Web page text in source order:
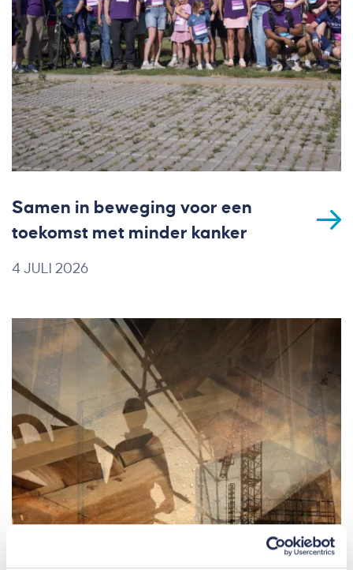
Samen in beweging voor een
toekomst met minder kanker
4 JULI 2026